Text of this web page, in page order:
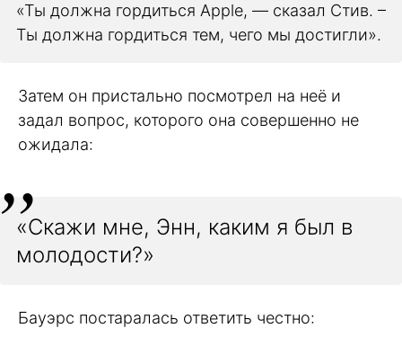
«Ты должна гордиться Apple, — сказал Стив. –
Ты должна гордиться тем, чего мы достигли».
Затем он пристально посмотрел на неё и
задал вопрос, которого она совершенно не
ожидала:
«Скажи мне, Энн, каким я был в
молодости?»
Бауэрс постаралась ответить честно: